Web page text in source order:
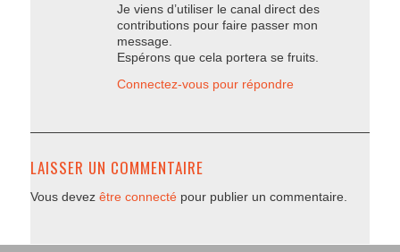
Je viens d’utiliser le canal direct des
contributions pour faire passer mon
message.
Espérons que cela portera se fruits.
Connectez-vous pour répondre
LAISSER UN COMMENTAIRE
Vous devez être connectépour publier un commentaire.